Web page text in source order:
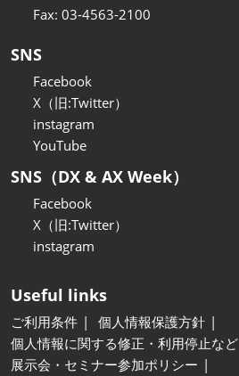
Fax: 03-4563-2100
SNS
Facebook
X（旧:Twitter）
instagram
YouTube
SNS（DX & AX Week）
Facebook
X（旧:Twitter）
instagram
Useful links
ご利用条件
個人情報保護方針
個人情報に関する修正・利用停止など
展示会・セミナー参加ポリシー